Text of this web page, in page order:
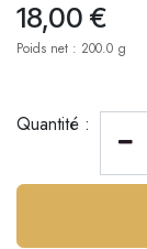
18,00 €
Poids net : 200.0 g
Quantité :